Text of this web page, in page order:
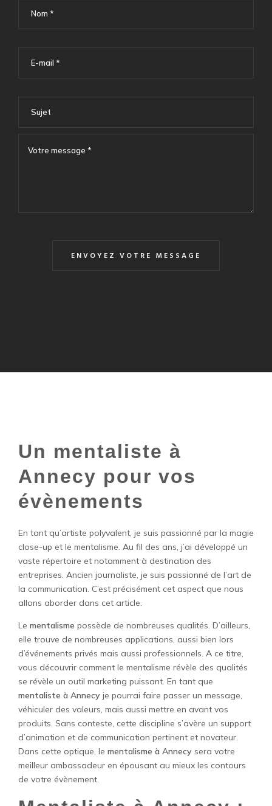
Un mentaliste à
Annecy pour vos
évènements
En tant qu’artiste polyvalent, je suis passionné par la magie
close-up et le mentalisme. Au fil des ans, j’ai développé un
vaste répertoire et notamment à destination des
entreprises. Ancien journaliste, je suis passionné de l’art de
la communication. C’est précisément cet aspect que nous
allons aborder dans cet article.
Le mentalisme possède de nombreuses qualités. D’ailleurs,
elle trouve de nombreuses applications, aussi bien lors
d’événements privés mais aussi professionnels. A ce titre,
vous découvrir comment le mentalisme révèle des qualités
se révèle un outil marketing puissant. En tant que
mentaliste à Annecy je pourrai faire passer un message,
véhiculer des valeurs, mais aussi mettre en avant vos
produits. Sans conteste, cette discipline s’avère un support
d’animation et de communication pertinent et novateur.
Dans cette optique, le mentalisme à Annecy sera votre
meilleur ambassadeur en épousant au mieux les contours
de votre évènement.